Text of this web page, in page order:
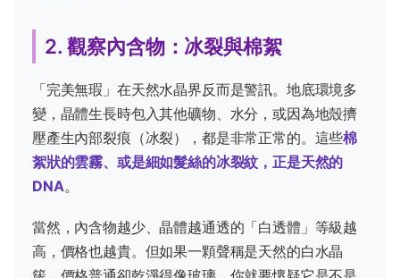
2. 觀察內含物：冰裂與棉絮
「完美無瑕」在天然水晶界反而是警訊。地底環境多
變，晶體生長時包入其他礦物、水分，或因為地殼擠
壓產生內部裂痕（冰裂），都是非常正常的。這些棉
絮狀的雲霧、或是細如髮絲的冰裂紋，正是天然的
DNA。
當然，內含物越少、晶體越通透的「白透體」等級越
高，價格也越貴。但如果一顆聲稱是天然的白水晶